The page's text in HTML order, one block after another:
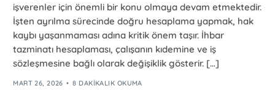
işverenler için önemli bir konu olmaya devam etmektedir.
İşten ayrılma sürecinde doğru hesaplama yapmak, hak
kaybı yaşanmaması adına kritik önem taşır. İhbar
tazminatı hesaplaması, çalışanın kıdemine ve iş
sözleşmesine bağlı olarak değişiklik gösterir. […]
MART 26, 2026 8 DAKIKALIK OKUMA